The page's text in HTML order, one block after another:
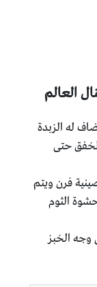
العالم
له الزبدة
الخفق حتى
فرن ويتم
الثوم
وجه الخبز